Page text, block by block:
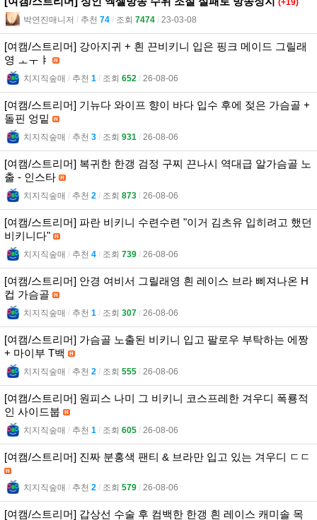
박연진매니저 l 추천 74 l 조회 7474 l 23-03-08
[여캠/스트리머] 강아지귀 + 흰 끈비키니 입은 핑크 메이드 그릴래
영 ㅗㅜㅑ
치지직숲매 l 추천 1 l 조회 652 l 26-08-06
[여캠/스트리머] 기뉴다 와이프 향이 바다 입수 후에 젖은 가슴골 +
돌핀 엉밑
치지직숲매 l 추천 3 l 조회 931 l 26-08-06
[여캠/스트리머] 복귀한 한갱 검정 구찌 끈나시 역대급 알가슴골 노
출 - 인스타
치지직숲매 l 추천 2 l 조회 873 l 26-08-06
[여캠/스트리머] 파란 비키니 수련수련 "이거 김츠유 입히려고 했던
비키니다"
치지직숲매 l 추천 4 l 조회 739 l 26-08-06
[여캠/스트리머] 안경 여비서 그릴래영 흰 레이스 브라 삐져나온 H
컵 가슴골
치지직숲매 l 추천 1 l 조회 307 l 26-08-06
[여캠/스트리머] 가슴골 노출된 비키니 입고 팔로우 부탁하는 에짱
+ 마이부 T백
치지직숲매 l 추천 2 l 조회 555 l 26-08-06
[여캠/스트리머] 원피스 나미 그 비키니 코스프레한 겨우디 폭룡적
인 사이드붑
치지직숲매 l 추천 1 l 조회 605 l 26-08-06
[여캠/스트리머] 진짜 분홍색 팬티 & 브라만 입고 있는 겨우디 ㄷㄷ
치지직숲매 l 추천 2 l 조회 579 l 26-08-06
[여캠/스트리머] 갑상선 수술 후 컴백한 한갱 흰 레이스 캐미솔 목